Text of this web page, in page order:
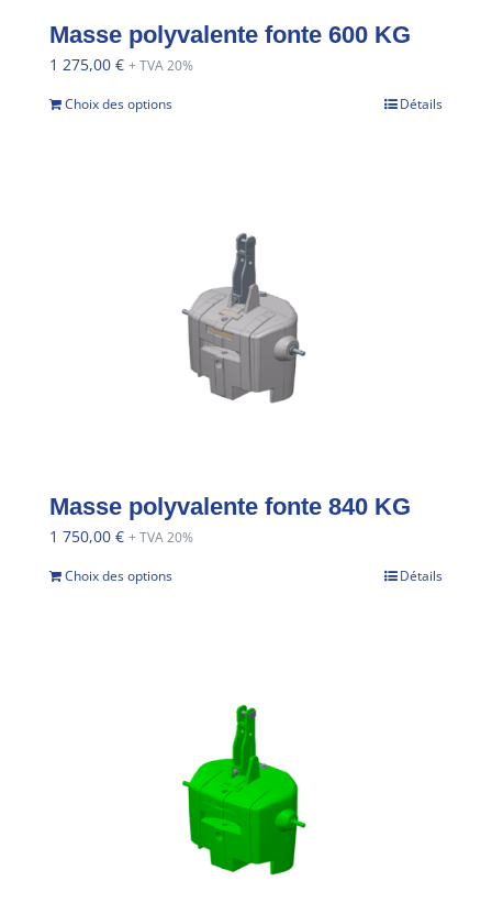
Masse polyvalente fonte 600 KG
1 275,00 € + TVA 20%
Choix des options Détails
Masse polyvalente fonte 840 KG
1 750,00 € + TVA 20%
Choix des options Détails